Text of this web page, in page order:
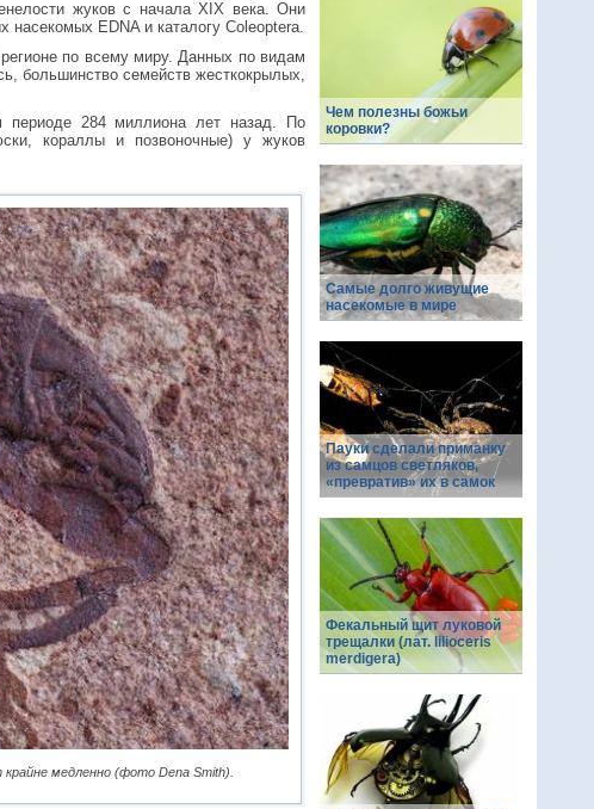
жуков с начала XIX века. Они
EDNA и каталогу Coleoptera.
по всему миру. Данных по видам
большинство семейств жесткокрылых,
периоде 284 миллиона лет назад. По
кораллы и позвоночные) у жуков
медленно (фото Dena Smith).
Чем полезны божьи
коровки?
Самые долго живущие
насекомые в мире
Пауки сделали приманку
из самцов светляков,
«превратив» их в самок
Фекальный щит луковой
трещалки (лат. lilioceris
merdigera)